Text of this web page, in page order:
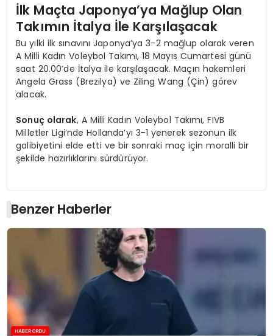
İlk Maçta Japonya’ya Mağlup Olan
Takımın İtalya İle Karşılaşacak
Bu yılki ilk sınavını Japonya’ya 3-2 mağlup olarak veren
A Milli Kadın Voleybol Takımı, 18 Mayıs Cumartesi günü
saat 20.00’de İtalya ile karşılaşacak. Maçın hakemleri
Angela Grass (Brezilya) ve Ziling Wang (Çin) görev
alacak.
Sonuç olarak, A Milli Kadın Voleybol Takımı, FIVB
Milletler Ligi’nde Hollanda’yı 3-1 yenerek sezonun ilk
galibiyetini elde etti ve bir sonraki maç için moralli bir
şekilde hazırlıklarını sürdürüyor.
Benzer Haberler